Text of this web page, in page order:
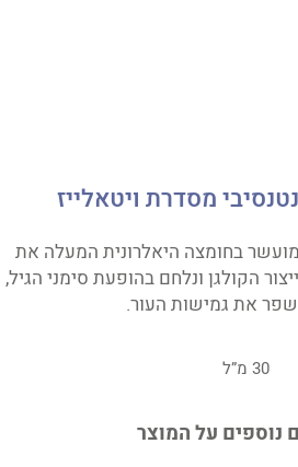
מסדרת ויטאלייז
בחומצה היאלרונית המעלה את
הקולגן ונלחם בהופעת סימני הגיל,
את גמישות העור.
30 מ”ל
נוספים על המוצר